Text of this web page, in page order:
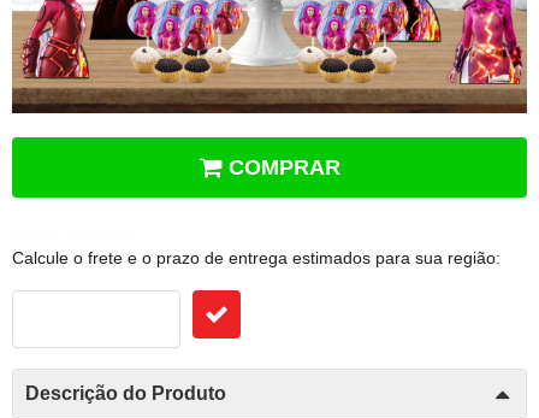
COMPRAR
Calcule o frete e o prazo de entrega estimados para sua região:
Descrição do Produto